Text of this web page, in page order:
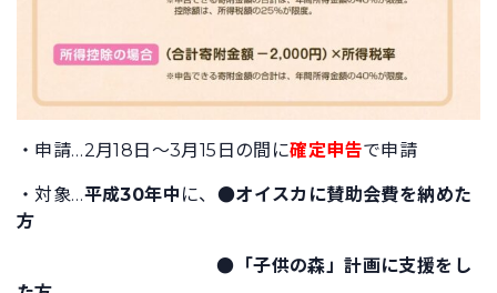
・申請…2月18日～3月15日の間に確定申告で申請
・対象…平成30年中 に、 ●オイスカに賛助会費を納めた
方
●「子供の森」計画に支援をし